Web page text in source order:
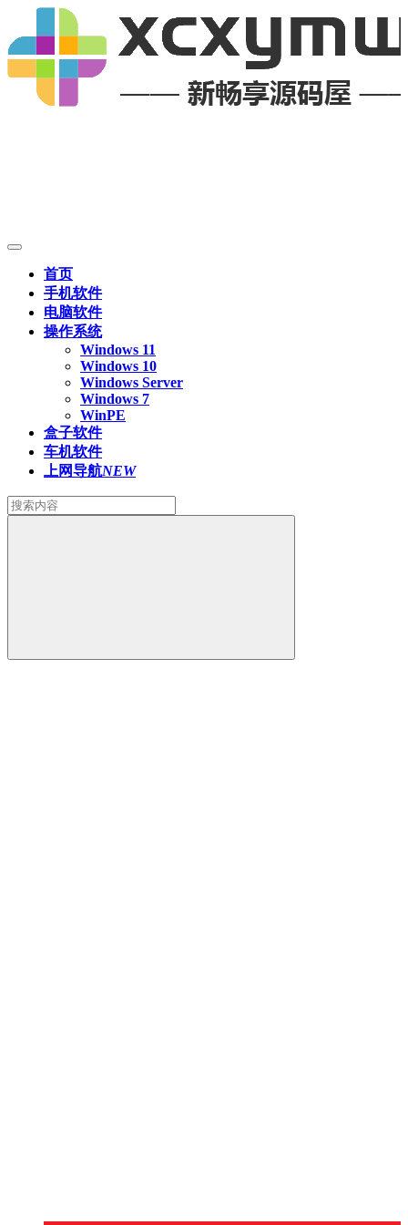
首页
手机软件
电脑软件
操作系统
Windows 11
Windows 10
Windows Server
Windows 7
WinPE
盒子软件
车机软件
上网导航NEW